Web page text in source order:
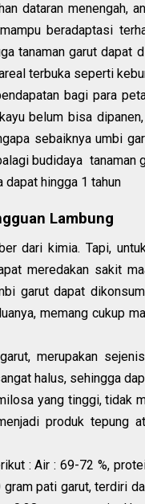
dataran menengah,
beradaptasi
tanaman garut dapat
terbuka seperti
bagi para
belum bisa
sebaiknya umbi
budidaya tanaman
dapat hingga 1 tahun
Lambung
dari kimia. Tapi,
meredakan sakit
garut dapat
memang cukup
merupakan
halus, sehingga
yang tinggi, tidak
produk tepung
: Air : 69-72 %,
pati garut, terdiri